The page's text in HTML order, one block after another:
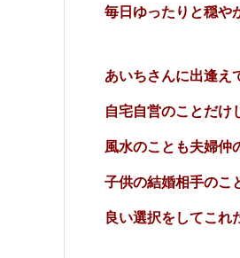
毎日ゆったりと穏や
あいちさんに出逢え
自宅自営のことだけ
風水のことも夫婦仲
子供の結婚相手のこ
良い選択をしてこれ